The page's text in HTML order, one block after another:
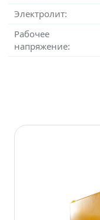
Электролит:
Рабочее
напряжение: